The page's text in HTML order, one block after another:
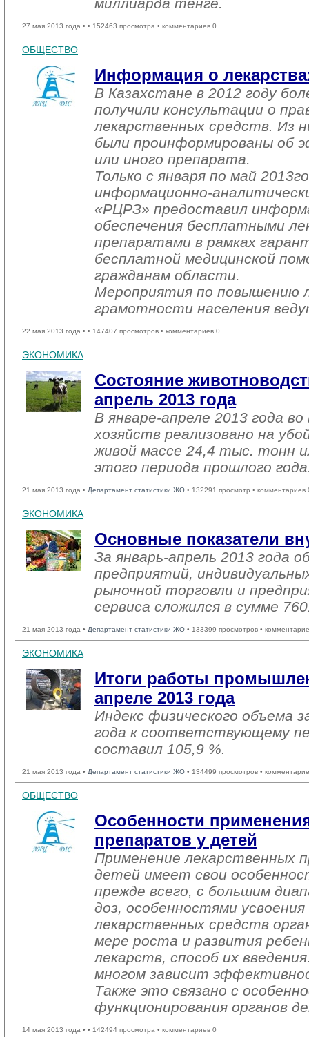
27 мая 2013 года • • 152463 просмотра • комментариев 0
ОБЩЕСТВО
Информация о
В Казахстане в 2012 году
получили консультации о
лекарственных средств. Из
были проинформированы об
или иного препарата.
Только с января по май
информационно-
«РЦРЗ» предоставил
обеспечения бесплатными
препаратами в рамках
бесплатной медицинской
гражданам области.
Мероприятия по повышению
грамотности населения
22 мая 2013 года • • 147407 просмотров • комментариев 0
ЭКОНОМИКА
Состояние
апрель 2013 года
В январе-апреле 2013 года во
хозяйств реализовано на
живой массе 24,4 тыс. тонн
этого периода прошлого
21 мая 2013 года • Департамент статистики ЖО • 132291 просмотр • комментариев
ЭКОНОМИКА
Основные показатели
За январь-апрель 2013 года
предприятий,
рыночной торговли и
сервиса сложился в сумме
21 мая 2013 года • Департамент статистики ЖО • 133399 просмотров •
ЭКОНОМИКА
Итоги работы
апреле 2013 года
Индекс физического объема
года к соответствующему
составил 105,9 %.
21 мая 2013 года • Департамент статистики ЖО • 134499 просмотров •
ОБЩЕСТВО
Особенности
препаратов у детей
Применение лекарственных
детей имеет свои
прежде всего, с большим
доз, особенностями
лекарственных средств
мере роста и развития
лекарств, способ их
многом зависит
Также это связано с
функционирования органов
14 мая 2013 года • • 142494 просмотра • комментариев 0